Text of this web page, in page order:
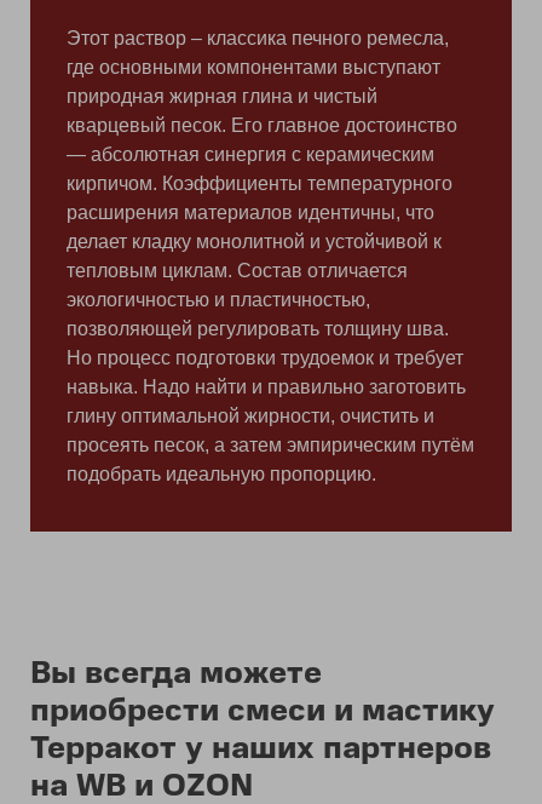
Этот раствор – классика печного ремесла,
где основными компонентами выступают
природная жирная глина и чистый
кварцевый песок. Его главное достоинство
— абсолютная синергия с керамическим
кирпичом. Коэффициенты температурного
расширения материалов идентичны, что
делает кладку монолитной и устойчивой к
тепловым циклам. Состав отличается
экологичностью и пластичностью,
позволяющей регулировать толщину шва.
Но процесс подготовки трудоемок и требует
навыка. Надо найти и правильно заготовить
глину оптимальной жирности, очистить и
просеять песок, а затем эмпирическим путём
подобрать идеальную пропорцию.
Вы всегда можете
приобрести смеси и мастику
Терракот у наших партнеров
на WB и OZON